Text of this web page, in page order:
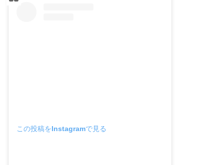
この投稿をInstagramで見る